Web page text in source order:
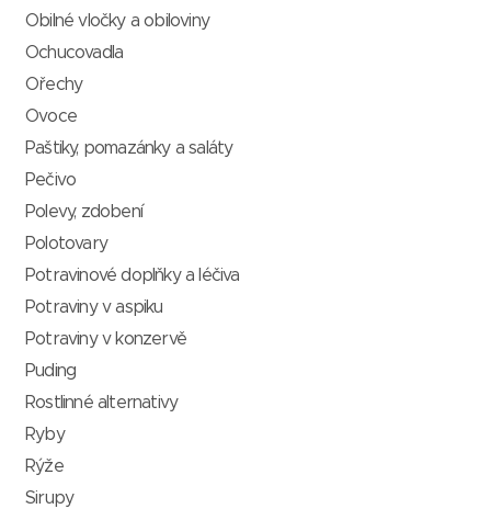
Obilné vločky a obiloviny
Ochucovadla
Ořechy
Ovoce
Paštiky, pomazánky a saláty
Pečivo
Polevy, zdobení
Polotovary
Potravinové doplňky a léčiva
Potraviny v aspiku
Potraviny v konzervě
Puding
Rostlinné alternativy
Ryby
Rýže
Sirupy